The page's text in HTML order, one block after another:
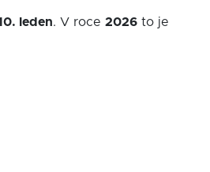
leden. V roce 2026 to je